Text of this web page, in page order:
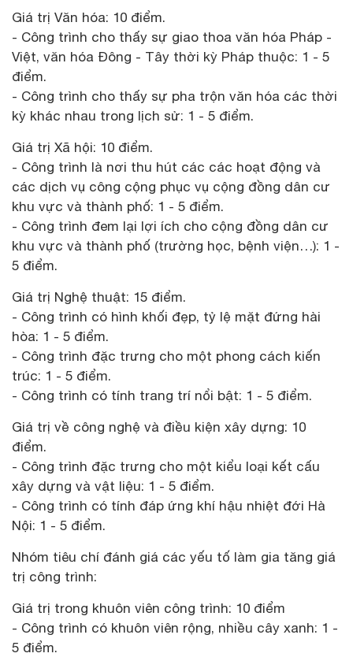
Giá trị Văn hóa: 10 điểm.
- Công trình cho thấy sự giao thoa văn hóa Pháp -
Việt, văn hóa Đông - Tây thời kỳ Pháp thuộc: 1 - 5
điểm.
- Công trình cho thấy sự pha trộn văn hóa các thời
kỳ khác nhau trong lịch sử: 1 - 5 điểm.
Giá trị Xã hội: 10 điểm.
- Công trình là nơi thu hút các các hoạt động và
các dịch vụ công cộng phục vụ cộng đồng dân cư
khu vực và thành phố: 1 - 5 điểm.
- Công trình đem lại lợi ích cho cộng đồng dân cư
khu vực và thành phố (trường học, bệnh viện…): 1 -
5 điểm.
Giá trị Nghệ thuật: 15 điểm.
- Công trình có hình khối đẹp, tỷ lệ mặt đứng hài
hòa: 1 - 5 điểm.
- Công trình đặc trưng cho một phong cách kiến
trúc: 1 - 5 điểm.
- Công trình có tính trang trí nổi bật: 1 - 5 điểm.
Giá trị về công nghệ và điều kiện xây dựng: 10
điểm.
- Công trình đặc trưng cho một kiểu loại kết cấu
xây dựng và vật liệu: 1 - 5 điểm.
- Công trình có tính đáp ứng khí hậu nhiệt đới Hà
Nội: 1 - 5 điểm.
Nhóm tiêu chí đánh giá các yếu tố làm gia tăng giá
trị công trình:
Giá trị trong khuôn viên công trình: 10 điểm
- Công trình có khuôn viên rộng, nhiều cây xanh: 1 -
5 điểm.